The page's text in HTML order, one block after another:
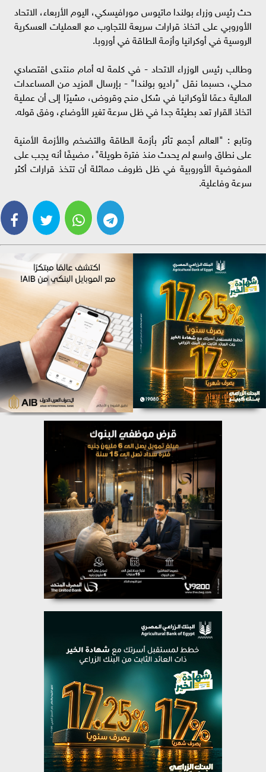
حث رئيس وزراء بولندا ماتيوس مورافيسكي، اليوم الأربعاء، الاتحاد
الأوروبي على اتخاذ قرارات سريعة للتجاوب مع العمليات العسكرية
الروسية في أوكرانيا وأزمة الطاقة في أوروبا.
وطالب رئيس الوزراء الاتحاد - في كلمة له أمام منتدى اقتصادي
محلي، حسبما نقل "راديو بولندا" - بإرسال المزيد من المساعدات
المالية دعمًا لأوكرانيا في شكل منح وقروض، مشيرًا إلى أن عملية
اتخاذ القرار تعد بطيئة جدا في ظل سرعة تغير الأوضاع، وفق قوله.
وتابع : "العالم أجمع تأثر بأزمة الطاقة والتضخم والأزمة الأمنية
على نطاق واسع لم يحدث منذ فترة طويلة"، مضيفًا أنه يجب على
المفوضية الأوروبية في ظل ظروف مماثلة أن تتخذ قرارات أكثر
سرعة وفاعلية.